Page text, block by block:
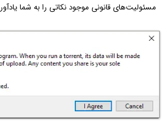
مسئولیت‌های قانونی موجود نکاتی را به شما